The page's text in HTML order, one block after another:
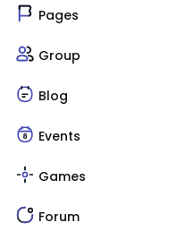
Pages
Group
Blog
Events
Games
Forum